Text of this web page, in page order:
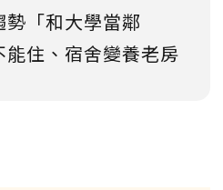
「和大學當鄰
住、宿舍變養老房